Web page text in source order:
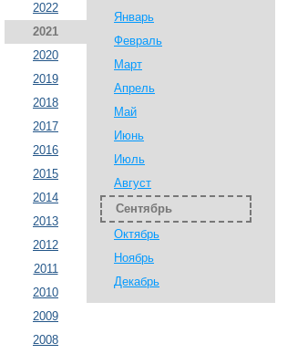
2022
2021
2020
2019
2018
2017
2016
2015
2014
2013
2012
2011
2010
2009
2008
Январь
Февраль
Март
Апрель
Май
Июнь
Июль
Август
Сентябрь
Октябрь
Ноябрь
Декабрь